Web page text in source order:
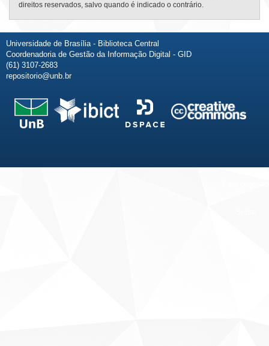
direitos reservados, salvo quando é indicado o contrário.
Universidade de Brasília - Biblioteca Central
Coordenadoria de Gestão da Informação Digital - GID
(61) 3107-2683
repositorio@unb.br